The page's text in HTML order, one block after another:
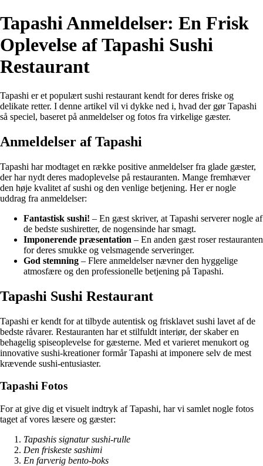
Tapashi Anmeldelser: En Frisk
Oplevelse af Tapashi Sushi
Restaurant
Tapashi er et populært sushi restaurant kendt for deres friske og
delikate retter. I denne artikel vil vi dykke ned i, hvad der gør Tapashi
så speciel, baseret på anmeldelser og fotos fra virkelige gæster.
Anmeldelser af Tapashi
Tapashi har modtaget en række positive anmeldelser fra glade gæster,
der har nydt deres madoplevelse på restauranten. Mange fremhæver
den høje kvalitet af sushi og den venlige betjening. Her er nogle
uddrag fra anmeldelser:
Fantastisk sushi! – En gæst skriver, at Tapashi serverer nogle af
de bedste sushiretter, de nogensinde har smagt.
Imponerende præsentation – En anden gæst roser restauranten
for deres smukke og velsmagende serveringer.
God stemning – Flere anmeldelser nævner den hyggelige
atmosfære og den professionelle betjening på Tapashi.
Tapashi Sushi Restaurant
Tapashi er kendt for at tilbyde autentisk og frisklavet sushi lavet af de
bedste råvarer. Restauranten har et stilfuldt interiør, der skaber en
behagelig spiseoplevelse for gæsterne. Med et varieret menukort og
innovative sushi-kreationer formår Tapashi at imponere selv de mest
krævende sushi-entusiaster.
Tapashi Fotos
For at give dig et visuelt indtryk af Tapashi, har vi samlet nogle fotos
taget af vores læsere og gæster:
Tapashis signatur sushi-rulle
Den friskeste sashimi
En farverig bento-boks